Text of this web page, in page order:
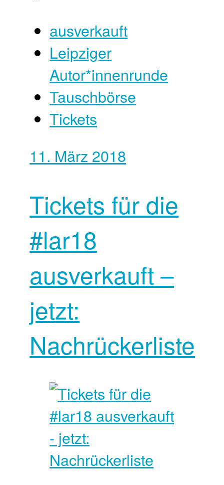
ausverkauft
Leipziger
Autor*innen­runde
Tauschbörse
Tickets
11. März 2018
Tickets für die
#lar18
ausverkauft –
jetzt:
Nachrückerliste